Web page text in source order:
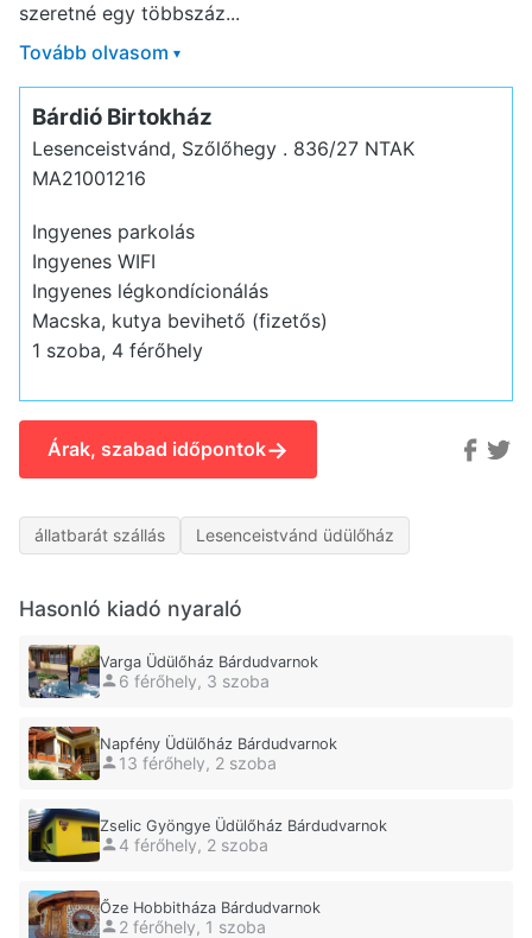
szeretné egy többszáz...
Tovább olvasom ▾
Bárdió Birtokház
Lesenceistvánd, Szőlőhegy . 836/27 NTAK
MA21001216
Ingyenes parkolás
Ingyenes WIFI
Ingyenes légkondícionálás
Macska, kutya bevihető (fizetős)
1 szoba, 4 férőhely
Árak, szabad időpontok→
állatbarát szállás Lesenceistvánd üdülőház
Hasonló kiadó nyaraló
Varga Üdülőház Bárdudvarnok
6 férőhely, 3 szoba
Napfény Üdülőház Bárdudvarnok
13 férőhely, 2 szoba
Zselic Gyöngye Üdülőház Bárdudvarnok
4 férőhely, 2 szoba
Őze Hobbitháza Bárdudvarnok
2 férőhely, 1 szoba